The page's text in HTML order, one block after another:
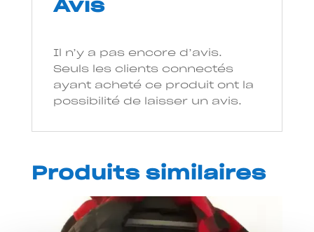
Avis
Il n’y a pas encore d’avis.
Seuls les clients connectés
ayant acheté ce produit ont la
possibilité de laisser un avis.
Produits similaires